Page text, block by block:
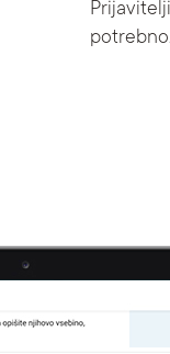
potrebno.